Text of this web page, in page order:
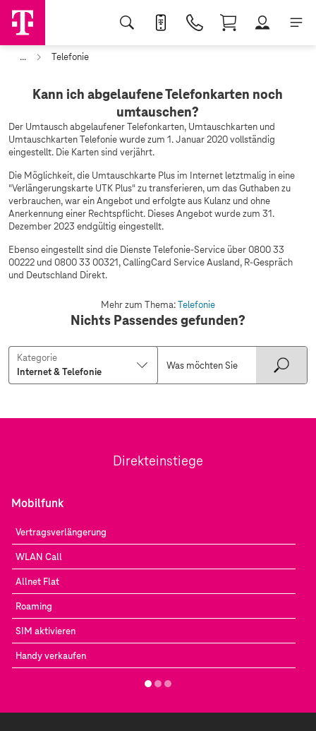
... Telefonie
Kann ich abgelaufene Telefonkarten noch
umtauschen?
Der Umtausch abgelaufener Telefonkarten, Umtauschkarten und
Umtauschkarten Telefonie wurde zum 1. Januar 2020 vollständig
eingestellt. Die Karten sind verjährt.
Die Möglichkeit, die Umtauschkarte Plus im Internet letztmalig in eine
"Verlängerungskarte UTK Plus" zu transferieren, um das Guthaben zu
verbrauchen, war ein Angebot und erfolgte aus Kulanz und ohne
Anerkennung einer Rechtspflicht. Dieses Angebot wurde zum 31.
Dezember 2023 endgültig eingestellt.
Ebenso eingestellt sind die Dienste Telefonie-Service über 0800 33
00222 und 0800 33 00321, CallingCard Service Ausland, R-Gespräch
und Deutschland Direkt.
Mehr zum Thema:Telefonie
Nichts Passendes gefunden?
Kategorie
Direkteinstiege
Mobilfunk
Vertragsverlängerung
WLAN Call
Allnet Flat
Roaming
SIM aktivieren
Handy verkaufen